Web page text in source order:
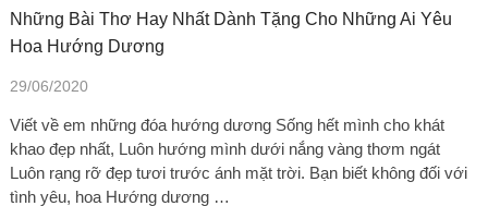
Những Bài Thơ Hay Nhất Dành Tặng Cho Những Ai Yêu
Hoa Hướng Dương
29/06/2020
Viết về em những đóa hướng dương Sống hết mình cho khát
khao đẹp nhất, Luôn hướng mình dưới nắng vàng thơm ngát
Luôn rạng rỡ đẹp tươi trước ánh mặt trời. Bạn biết không đối với
tình yêu, hoa Hướng dương …